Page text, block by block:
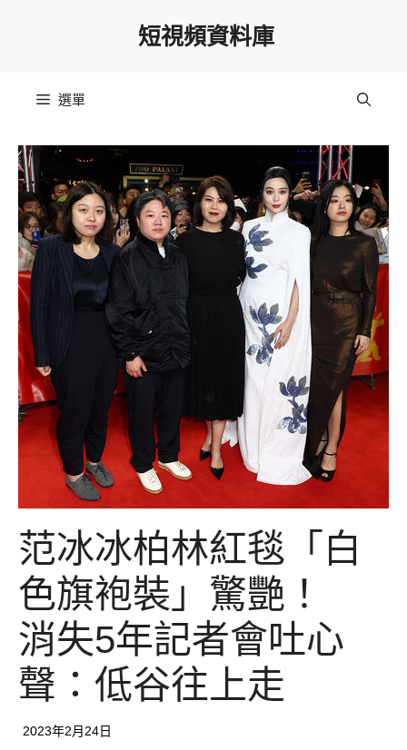
短視頻資料庫
選單
范冰冰柏林紅毯「白
色旗袍裝」驚艷！
消失5年記者會吐心
聲：低谷往上走
2023年2月24日